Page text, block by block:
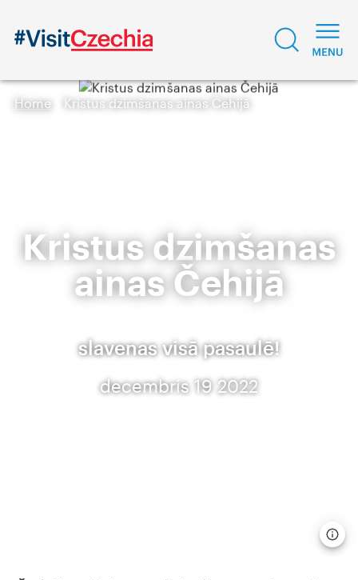
Home Kristus dzimšanas ainas Čehijā
Kristus dzimšanas
ainas Čehijā
slavenas visā pasaulē!
decembris 19 2022